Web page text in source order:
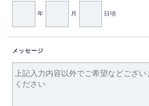
年 月 日頃
メッセージ